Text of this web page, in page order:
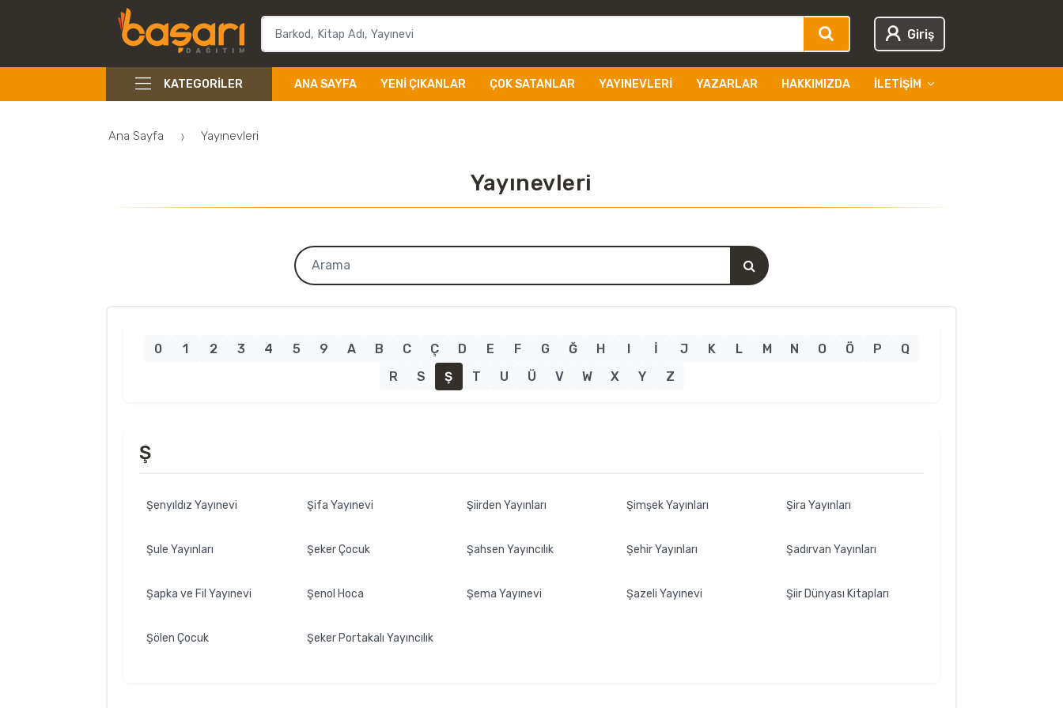
Giriş
KATEGORILER ANA SAYFA YENI ÇIKANLAR ÇOK SATANLAR YAYINEVLERI YAZARLAR HAKKIMIZDA İLETIŞIM
Ana Sayfa Yayınevleri
Yayınevleri
0 1 2 3 4 5 9 A B C Ç D E F G Ğ H I İ J K L M N O Ö P
Q
R
S Ş T U Ü V W X Y Z
Ş
Şenyıldız Yayınevi Şifa Yayınevi Şiirden Yayınları Şimşek Yayınları Şira Yayınları
Şule Yayınları Şeker Çocuk Şahsen Yayıncılık Şehir Yayınları Şadırvan Yayınları
Şapka ve Fil Yayınevi Şenol Hoca Şema Yayınevi Şazeli Yayınevi Şiir Dünyası Kitapları
Şölen Çocuk Şeker Portakalı Yayıncılık